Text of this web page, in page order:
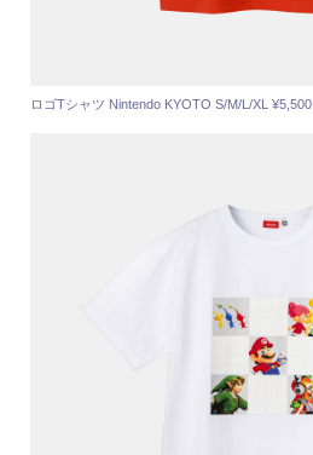
ロゴTシャツ Nintendo KYOTO S/M/L/XL ¥5,500